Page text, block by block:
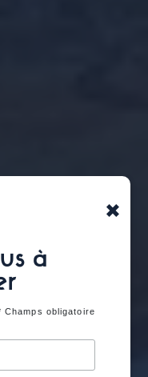
×
à
Champs obligatoire